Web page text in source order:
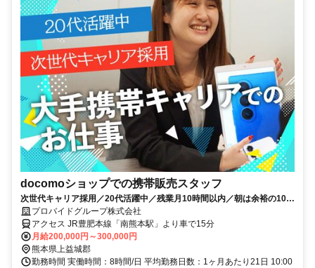
docomoショップでの携帯販売スタッフ
次世代キャリア採用／20代活躍中／残業月10時間以内／朝は余裕の10時
スタート
プロバイドグループ株式会社
アクセス JR豊肥本線「南熊本駅」より車で15分
月給200,000円～300,000円
熊本県上益城郡
勤務時間 実働時間：8時間/日 平均勤務日数：1ヶ月あたり21日 10:00